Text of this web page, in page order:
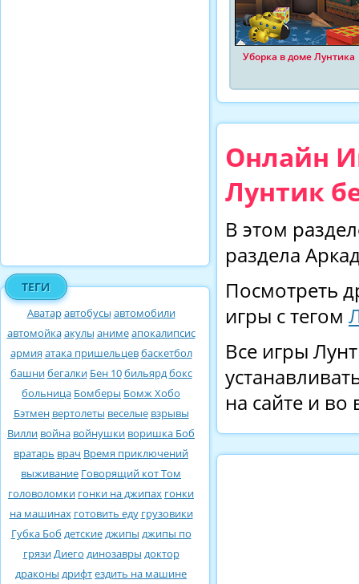
ТЕГИ
Аватаравтобусы автомобили
автомойкаакулы анимеапокалипсис
армия атака пришельцевбаскетбол
башнибегалки Бен 10бильярдбокс
больница Бомберы Бомж Хобо
Бэтмен вертолеты веселые взрывы
Вилли война войнушки воришка Боб
вратарь врач Время приключений
выживание Говорящий кот Том
головоломки гонки на джипах гонки
на машинах готовить еду грузовики
Губка Боб детскиеджипы джипы по
грязиДиего динозавры доктор
драконы дрифтездить на машине
Уборка в доме Лунтика
Онлайн
Лунтик
В этом
раздела
Посмотреть
игры с тегом
Все игры
на сайте и